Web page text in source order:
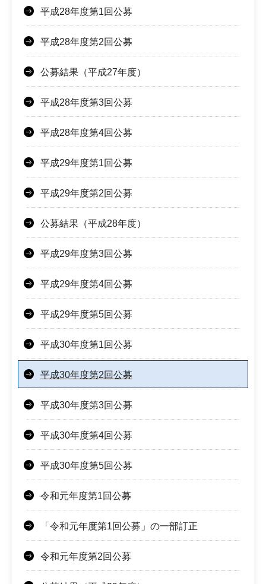
平成28年度第1回公募
平成28年度第2回公募
公募結果（平成27年度）
平成28年度第3回公募
平成28年度第4回公募
平成29年度第1回公募
平成29年度第2回公募
公募結果（平成28年度）
平成29年度第3回公募
平成29年度第4回公募
平成29年度第5回公募
平成30年度第1回公募
平成30年度第2回公募
平成30年度第3回公募
平成30年度第4回公募
平成30年度第5回公募
令和元年度第1回公募
「令和元年度第1回公募」の一部訂正
令和元年度第2回公募